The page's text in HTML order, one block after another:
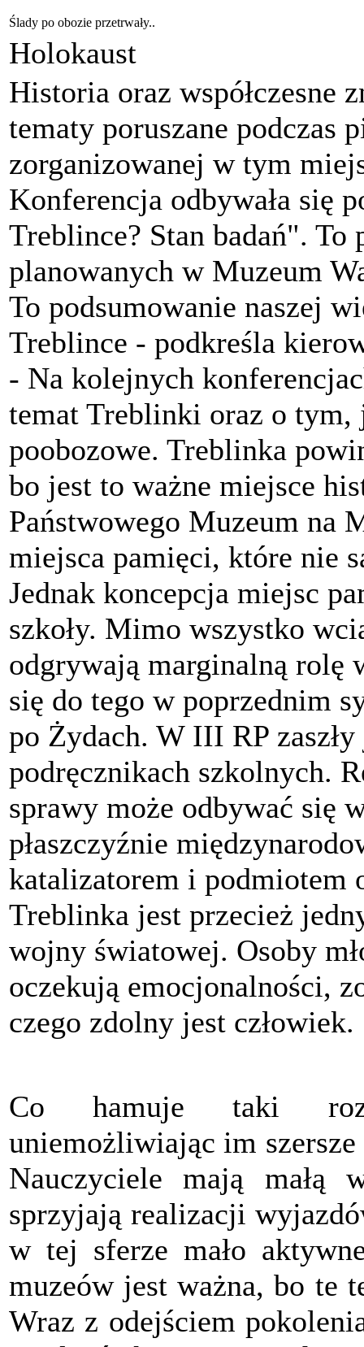
Ślady po obozie przetrwały..
Holokaust
Historia oraz współczesne
tematy poruszane podczas
zorganizowanej w tym
Konferencja odbywała się
Treblince? Stan badań".
planowanych w Muzeum
To podsumowanie naszej
Treblince - podkreśla
- Na kolejnych
temat Treblinki oraz o
poobozowe. Treblinka
bo jest to ważne miejsce
Państwowego Muzeum na
miejsca pamięci, które nie
Jednak koncepcja miejsc
szkoły. Mimo wszystko
odgrywają marginalną rolę
się do tego w poprzednim
po Żydach. W III RP
podręcznikach szkolnych.
sprawy może odbywać się
płaszczyźnie
katalizatorem i podmiotem
Treblinka jest przecież
wojny światowej. Osoby
oczekują emocjonalności,
czego zdolny jest człowiek.
Co hamuje taki
uniemożliwiając im
Nauczyciele mają małą
sprzyjają realizacji
w tej sferze mało
muzeów jest ważna, bo te
Wraz z odejściem